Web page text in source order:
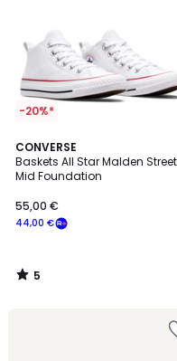
-20%*
CONVERSE
Baskets All Star Malden Street
Mid Foundation
44,00 €
55,00 €
5
/
5
5
/